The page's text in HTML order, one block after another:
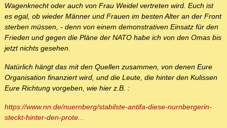
Wagenknecht oder auch von Frau Weidel vertreten wird. Euch ist
es egal, ob wieder Männer und Frauen im besten Alter an der Front
sterben müssen, - denn von einem demonstrativen Einsatz für den
Frieden und gegen die Pläne der NATO habe ich von den Omas bis
jetzt nichts gesehen.
Natürlich hängt das mit den Quellen zusammen, von denen Eure
Organisation finanziert wird, und die Leute, die hinter den Kulissen
Eure Richtung vorgeben, wie hier z.B. :
https://www.nn.de/nuernberg/stabilste-antifa-diese-nurnbergerin-
steckt-hinter-den-prote...